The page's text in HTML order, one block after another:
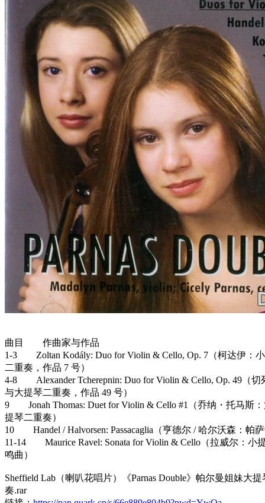
曲目 作曲家与作品
1-3 Zoltan Kodály: Duo for Violin & Cello, Op. 7（柯达伊：
二重奏，作品 7 号）
4-8 Alexander Tcherepnin: Duo for Violin & Cello, Op. 49（切
与大提琴二重奏，作品 49 号）
9 Jonah Thomas: Duet for Violin & Cello #1（乔纳・托马斯
提琴二重奏）
10 Handel / Halvorsen: Passacaglia（亨德尔 / 哈尔沃森：帕
11-14 Maurice Ravel: Sonata for Violin & Cello（拉威尔：小
鸣曲）
Sheffield Lab（喇叭花唱片）《Parnas Double》帕尔曼姐妹大
奏.rar